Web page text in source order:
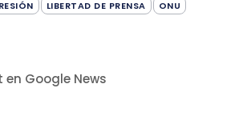
LIBERTAD DE PRENSA
ONU
en Google News